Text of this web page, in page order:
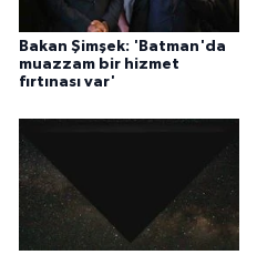
Bakan Şimşek: 'Batman'da
muazzam bir hizmet
fırtınası var'